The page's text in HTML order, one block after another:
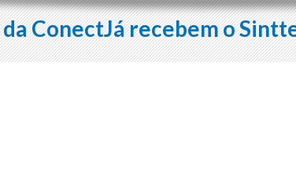
ConectJá recebem o